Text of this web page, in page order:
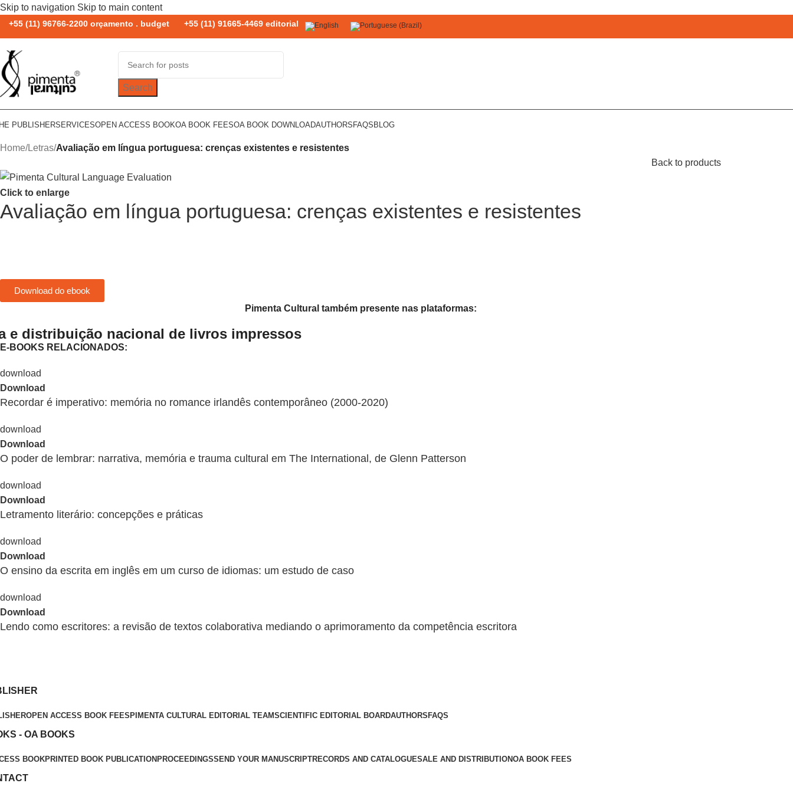
Skip to navigation Skip to main content
+55 (11) 96766-2200 orçamento . budget +55 (11) 91665-4469 editorial
Search
PUBLISHERSERVICESOPEN ACCESS BOOKOA BOOK FEESOA BOOK DOWNLOADAUTHORS FAQS BLOG
Home/Letras/Avaliação em língua portuguesa: crenças existentes e resistentes
Back to products
Click to enlarge
Avaliação em língua portuguesa: crenças existentes e resistentes
Download do ebook
Pimenta Cultural também presente nas plataformas:
e distribuição nacional de livros impressos
E-BOOKS RELACIONADOS:
Download
Recordar é imperativo: memória no romance irlandês contemporâneo (2000-2020)
Download
O poder de lembrar: narrativa, memória e trauma cultural em The International, de Glenn Patterson
Download
Letramento literário: concepções e práticas
Download
O ensino da escrita em inglês em um curso de idiomas: um estudo de caso
Download
Lendo como escritores: a revisão de textos colaborativa mediando o aprimoramento da competência escritora
OPEN ACCESS BOOK FEES PIMENTA CULTURAL EDITORIAL TEAMSCIENTIFIC EDITORIAL BOARDAUTHORS FAQS
- OA BOOKS
BOOKPRINTED BOOK PUBLICATION PROCEEDINGSSEND YOUR MANUSCRIPTRECORDS AND CATALOGUESALE AND DISTRIBUTIONOA BOOK FEES